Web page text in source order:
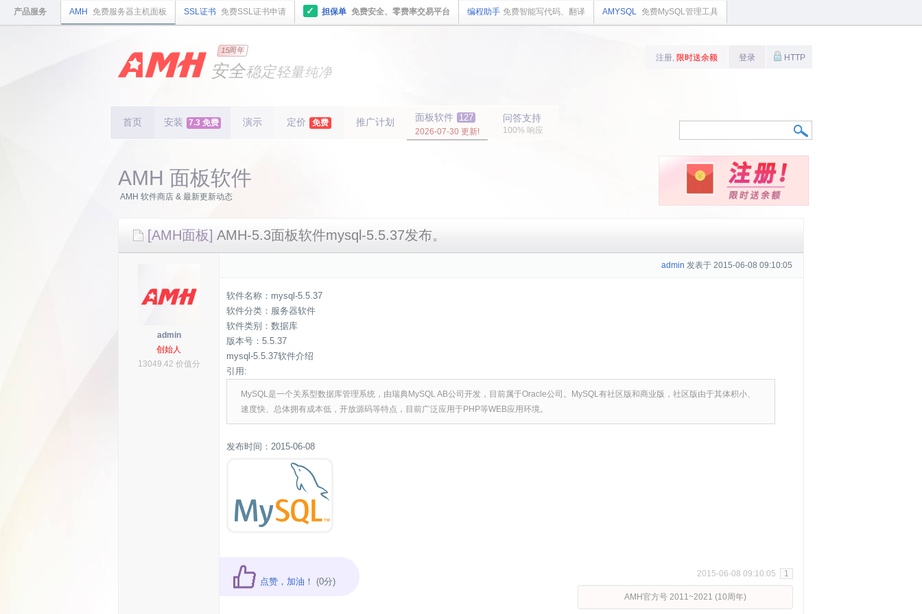
产品服务 AMH 免费服务器主机面板 SSL证书 免费SSL证书申请 ✓ 担保单 免费安全、零费率交易平台 编程助手 免费智能写代码、翻译 AMYSQL 免费MySQL管理工具
15周年
国内领先
安全稳定轻量纯净
首页 安装 7.3 免费 演示 定价 免费 推广计划 面板软件 127
2026-07-30 更新!
问答支持
100% 响应
注册, 限时送余额 登录 HTTP
AMH 面板软件
AMH 软件商店 & 最新更新动态
[AMH面板] AMH-5.3面板软件mysql-5.5.37发布。
admin
创始人
13049.42 价值分
admin 发表于 2015-06-08 09:10:05
软件名称：mysql-5.5.37
软件分类：服务器软件
软件类别：数据库
版本号：5.5.37
mysql-5.5.37软件介绍
引用:
MySQL是一个关系型数据库管理系统，由瑞典MySQL AB公司开发，目前属于Oracle公司。MySQL有社区版和商业版，社区版由于其体积小、
速度快、总体拥有成本低，开放源码等特点，目前广泛应用于PHP等WEB应用环境。
发布时间：2015-06-08
点赞，加油！ (0分)
2015-06-08 09:10:05 1
AMH官方号 2011~2021 (10周年)